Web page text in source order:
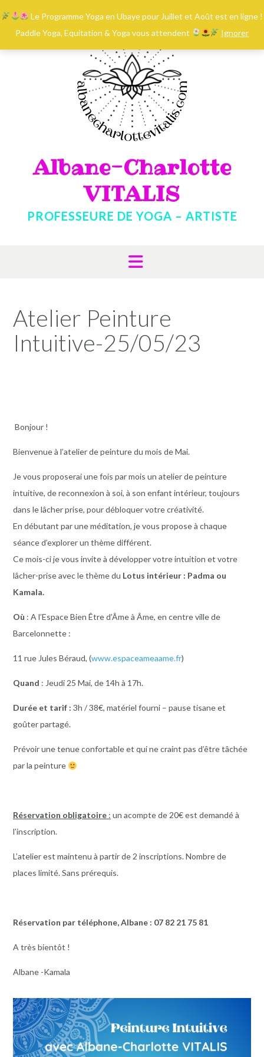
Le Programme Yoga en Ubaye pour Juillet et Août est en ligne !
Paddle Yoga, Equitation & Yoga vous attendent
Ignorer
principal
to
content
Albane-Charlotte
VITALIS
PROFESSEURE DE YOGA – ARTISTE
Atelier Peinture
Intuitive-25/05/23
Bonjour !
Bienvenue à l’atelier de peinture du mois de Mai.
Je vous proposerai une fois par mois un atelier de peinture
intuitive, de reconnexion à soi, à son enfant intérieur, toujours
dans le lâcher prise, pour débloquer votre créativité.
En débutant par une méditation, je vous propose à chaque
séance d’explorer un thème différent.
Ce mois-ci je vous invite à développer votre intuition et votre
lâcher-prise avec le thème du Lotus intérieur : Padma ou
Kamala.
Où : A l’Espace Bien Être d’Âme à Âme, en centre ville de
Barcelonnette :
11 rue Jules Béraud, (www.espaceameaame.fr)
Quand : Jeudi 25 Mai, de 14h à 17h.
Durée et tarif : 3h / 38€, matériel fourni – pause tisane et
goûter partagé.
Prévoir une tenue confortable et qui ne craint pas d’être tâchée
par la peinture
Réservation obligatoire : un acompte de 20€ est demandé à
l’inscription.
L’atelier est maintenu à partir de 2 inscriptions. Nombre de
places limité. Sans prérequis.
Réservation par téléphone, Albane : 07 82 21 75 81
A très bientôt !
Albane -Kamala